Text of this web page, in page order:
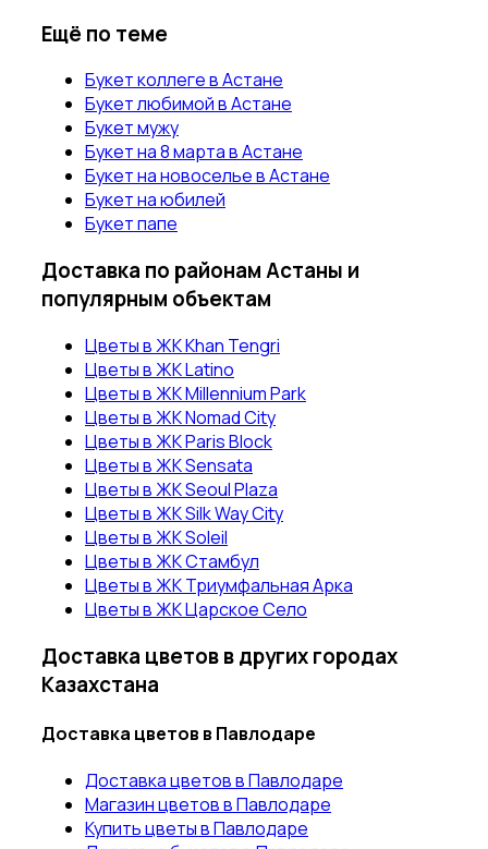
Ещё по теме
Букет коллеге в Астане
Букет любимой в Астане
Букет мужу
Букет на 8 марта в Астане
Букет на новоселье в Астане
Букет на юбилей
Букет папе
Доставка по районам Астаны и
популярным объектам
Цветы в ЖК Khan Tengri
Цветы в ЖК Latino
Цветы в ЖК Millennium Park
Цветы в ЖК Nomad City
Цветы в ЖК Paris Block
Цветы в ЖК Sensata
Цветы в ЖК Seoul Plaza
Цветы в ЖК Silk Way City
Цветы в ЖК Soleil
Цветы в ЖК Стамбул
Цветы в ЖК Триумфальная Арка
Цветы в ЖК Царское Село
Доставка цветов в других городах
Казахстана
Доставка цветов в Павлодаре
Доставка цветов в Павлодаре
Магазин цветов в Павлодаре
Купить цветы в Павлодаре